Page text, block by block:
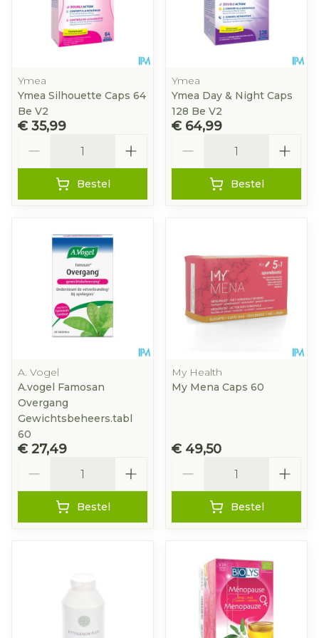
Ymea
Ymea Silhouette Caps 64
Be V2
€ 35,99
Bestel
Ymea
Ymea Day & Night Caps
128 Be V2
€ 64,99
Bestel
A. Vogel
A.vogel Famosan
Overgang
Gewichtsbeheers.tabl
60
€ 27,49
Bestel
My Health
My Mena Caps 60
€ 49,50
Bestel